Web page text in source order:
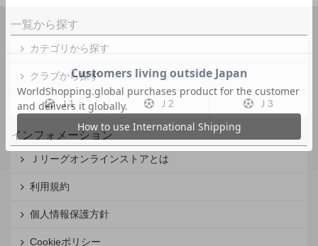
一覧から探す
カテゴリから探す
クラブから探す
Ｊ1 Ｊ2 Ｊ3
インフォメーション
Ｊリーグオンラインストアとは
利用規約
個人情報保護方針
Cookieポリシー